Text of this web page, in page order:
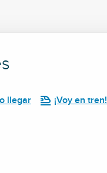
llegar ¡Voy en tren!